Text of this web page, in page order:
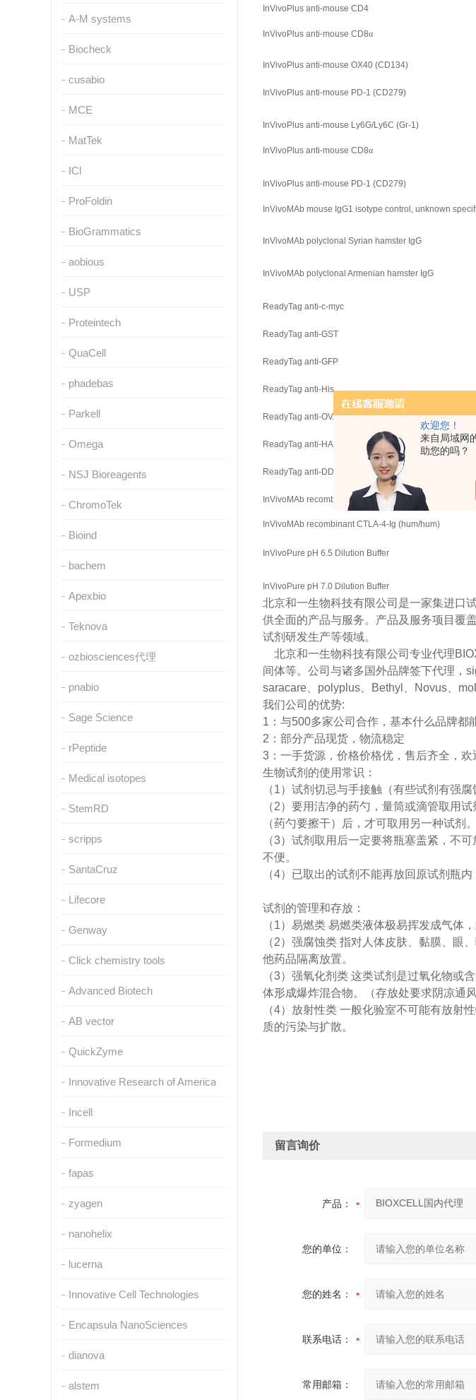
欢迎您！
来自局域网
助您的吗？
A-M systems
Biocheck
cusabio
MCE
MatTek
ICl
ProFoldin
BioGrammatics
aobious
USP
Proteintech
QuaCell
phadebas
Parkell
Omega
NSJ Bioreagents
ChromoTek
Bioind
bachem
Apexbio
Teknova
ozbiosciences代理
pnabio
Sage Science
rPeptide
Medical isotopes
StemRD
scripps
SantaCruz
Lifecore
Genway
Click chemistry tools
Advanced Biotech
AB vector
QuickZyme
Innovative Research of America
Incell
Formedium
fapas
zyagen
nanohelix
lucerna
Innovative Cell Technologies
Encapsula NanoSciences
dianova
alstem
InVivoPlus anti-mouse CD4
InVivoPlus anti-mouse CD8α
InVivoPlus anti-mouse OX40 (CD134)
InVivoPlus anti-mouse PD-1 (CD279)
InVivoPlus anti-mouse Ly6G/Ly6C (Gr-1)
InVivoPlus anti-mouse CD8α
InVivoPlus anti-mouse PD-1 (CD279)
InVivoMAb mouse IgG1 isotype control, unknown
InVivoMAb polyclonal Syrian hamster IgG
InVivoMAb polyclonal Armenian hamster IgG
ReadyTag anti-c-myc
ReadyTag anti-GST
ReadyTag anti-GFP
ReadyTag anti-His
ReadyTag anti-OVA
ReadyTag anti-HA
ReadyTag anti-DDDK
InVivoMAb recombinant Flt-3L-Ig (hum/hum)
InVivoMAb recombinant CTLA-4-Ig (hum/hum)
InVivoPure pH 6.5 Dilution Buffer
InVivoPure pH 7.0 Dilution Buffer
北京和一生物科技有限公司是一家集进口
供全面的产品与服务。产品及服务项目覆
试剂研发生产等领域。
北京和一生物科技有限公司专业代理
间体等。公司与诸多国外品牌签下代理，
saracare、polyplus、Bethyl、Novus、
我们公司的优势:
1 ：与500多家公司合作，基本什么品牌
2 ：部分产品现货，物流稳定
3 ：一手货源，价格价格优，售后齐全，
生物试剂的使用常识：
（1）试剂切忌与手接触（有些试剂有强腐
（2）要用洁净的药勺，量筒或滴管取用
（药勺要擦干）后，才可取用另一种试剂。
（3）试剂取用后一定要将瓶塞盖紧，不
不便。
（4）已取出的试剂不能再放回原试剂瓶
试剂的管理和存放：
（1）易燃类 易燃类液体极易挥发成气体
（2）强腐蚀类 指对人体皮肤、黏膜、眼
他药品隔离放置。
（3）强氧化剂类 这类试剂是过氧化物或
体形成爆炸混合物。（存放处要求阴凉通
（4）放射性类 一般化验室不可能有放射
质的污染与扩散。
留言询价
产品：
您的单位：
您的姓名：
联系电话：
常用邮箱：